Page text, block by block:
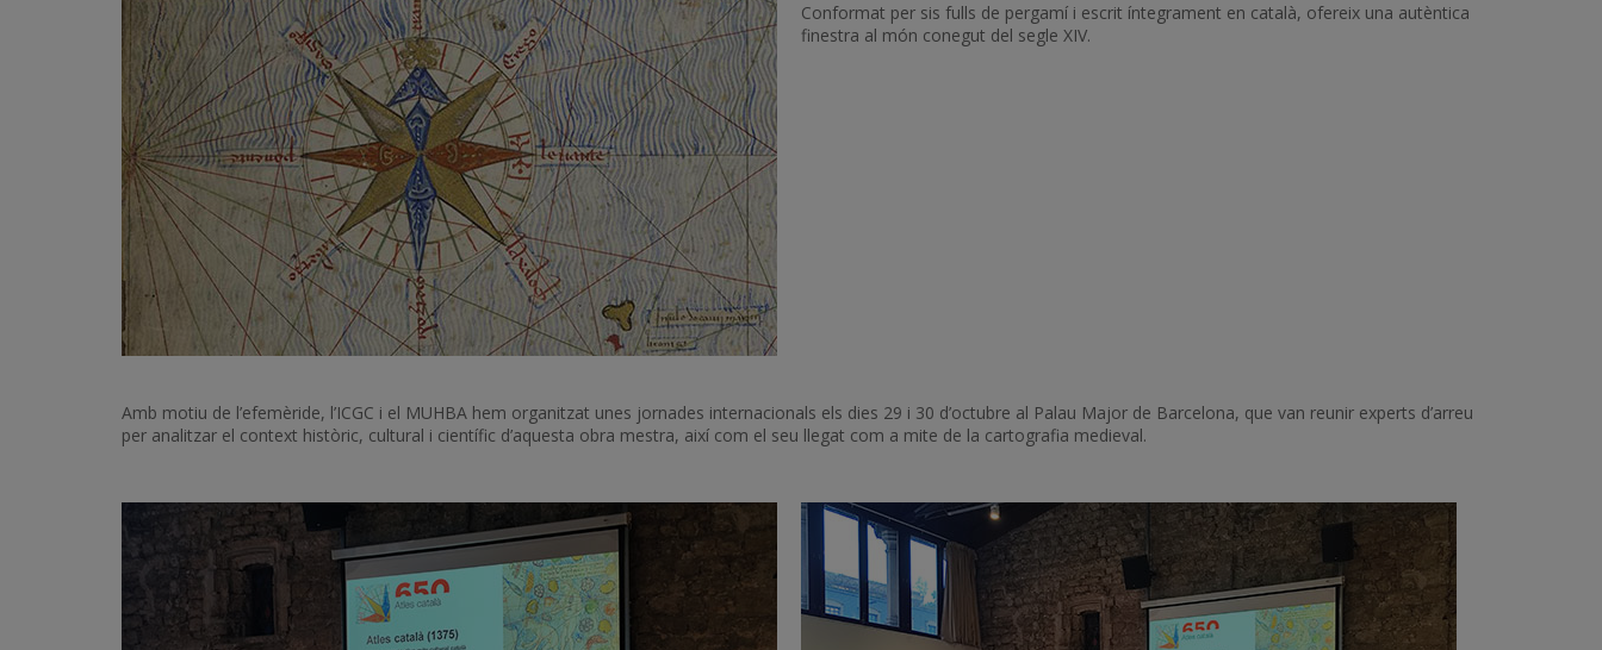
Conformat per sis fulls de pergamí i escrit íntegrament en català, ofereix una autèntica
finestra al món conegut del segle XIV.
Amb motiu de l’efemèride, l’ICGC i el MUHBA hem organitzat unes jornades internacionals els dies 29 i 30 d’octubre al Palau Major de Barcelona, que van reunir experts d’arreu
per analitzar el context històric, cultural i científic d’aquesta obra mestra, així com el seu llegat com a mite de la cartografia medieval.